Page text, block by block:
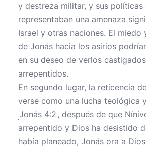
y destreza militar, y sus políticas
representaban una amenaza
Israel y otras naciones. El miedo
de Jonás hacia los asirios
en su deseo de verlos
arrepentidos.
En segundo lugar, la reticencia
verse como una lucha teológica
Jonás 4:2 , después de que
arrepentido y Dios ha desistido
había planeado, Jonás ora a